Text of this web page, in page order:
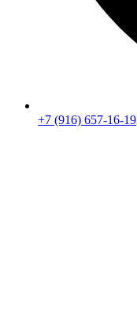
+7 (916) 657-16-19